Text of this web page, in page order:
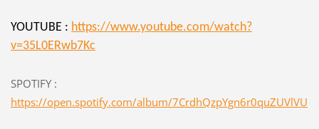
YOUTUBE : https://www.youtube.com/watch?
v=35L0ERwb7Kc
SPOTIFY :
https://open.spotify.com/album/7CrdhQzpYgn6r0quZUVlVU